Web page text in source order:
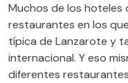
Muchos de los hoteles
restaurantes en los
típica de Lanzarote y
internacional. Y eso
diferentes